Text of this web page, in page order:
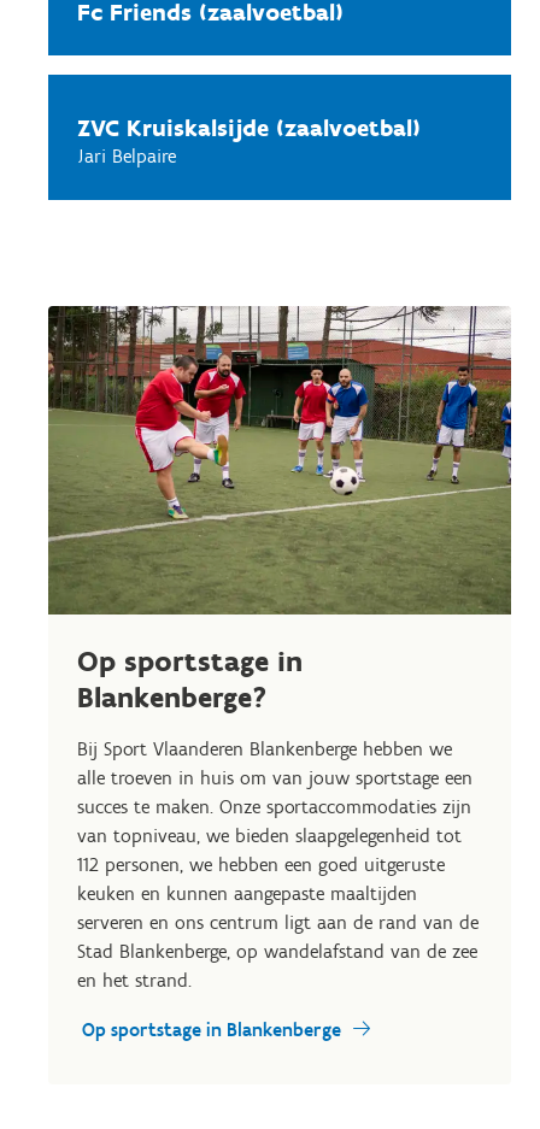
Fc Friends (zaalvoetbal)
ZVC Kruiskalsijde (zaalvoetbal)
Jari Belpaire
Op sportstage in
Blankenberge?
Bij Sport Vlaanderen Blankenberge hebben we
alle troeven in huis om van jouw sportstage een
succes te maken. Onze sportaccommodaties zijn
van topniveau, we bieden slaapgelegenheid tot
112 personen, we hebben een goed uitgeruste
keuken en kunnen aangepaste maaltijden
serveren en ons centrum ligt aan de rand van de
Stad Blankenberge, op wandelafstand van de zee
en het strand.
Op sportstage in Blankenberge